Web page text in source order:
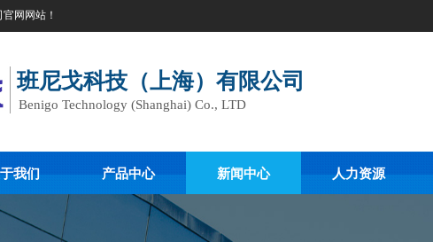
网网站！
班尼戈科技（上海）有限公司
Benigo Technology (Shanghai) Co., LTD
我们 产品中心 新闻中心 人力资源